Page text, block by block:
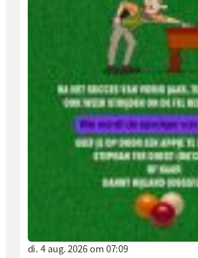
di. 4 aug. 2026 om 07:09